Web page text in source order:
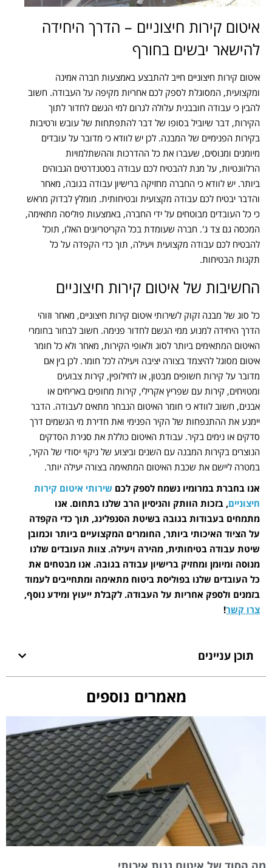
איטום קירות חיצוניים – הדרך היחידה
להישאר יבשים בחורף
איטום קירות חיצוניים חייב להתבצע באמצעות חברה אמינה
ומקצועית, המסוגלת לספק לכם אחריות מקיפה על העבודה. חשוב
להבין כי עבודה חובבנית עלולה לגרום למי הגשם לחדור לתוך
הקירות, דבר שיוביל בסופו של דבר להתפתחות של עובש ורטיבות
בקירות הפנימיים של המבנה. לכן יש לוודא כי מדובר על עובדים
מיומנים ומנוסים, שעברו את כל ההדרכות וההשתלמויות
הרלוונטיות, על מנת להבטיח לכם עבודה בסטנדרטים הגבוהים
ביותר. יש לוודא כי החברה מחזיקה ברישיון עבודה בגובה, מאחר
והדבר יבטיח לכם עבודה מקצועית ובטיחותית. מומלץ לבדוק מראש
כי כל העובדים מבוטחים על ידי החברה, באמצעות פוליסה מתאימה,
המכסה גם צד ג'. חברה שעומדת בכל הקריטריונים האלו, תוכל
להבטיח לכם עבודה מקצועית ויעילה, תוך כדי הקפדה על כל
תקנות הבטיחות.
החשיבות של איטום קירות חיצוניים
כל סוג של מבנה זקוק לשירותי איטום קירות חיצוניים, מאחר וזוהי
הדרך היחידה למנוע ממי הגשם לחדור פנימה. חשוב לבחור בחומרי
האיטום המתאימים ביותר לסוג ולאופי הקירות, מאחר ולא כל חומר
איטום מסוגל להיצמד בצורה יציבה ויעילה לכל חומר. לכן בין אם
מדובר על קירות חשופים מבטון, או לחילופין, קירות צבועים
ומטויחים, קירות עם שפריץ אקרילי, קירות מחופים באריחים או
אבנים, חשוב לוודא כי חומר האיטום הנבחר מתאים לעבודה. הדבר
יימנע את ההתנפחות של הקיר הפנימי ואת חדירת מי הגשמים דרך
סדקים או נימים בקיר. עבודת האיטום כוללת את סגירת הסדקים
הנוצרים בקירות המבנה עם השנים וביצוע של ניקוי יסודי של הקיר,
במטרה ליישם את שכבת האיטום המתאימה בצורה יעילה יותר.
אנו בחברת במרומיו נשמח לספק לכם שירותי איטום קירות
חיצוניים, בזכות הוותק והניסיון הרב שלנו בתחום. אנו
מתמחים בעבודות בגובה בשיטת הסנפלינג, תוך כדי הקפדה
על הציוד האיכותי ביותר, החומרים המקצועיים ביותר וכמובן
שיטת עבודה בטיחותית, מהירה ויעילה. צוות העובדים שלנו
מנוסה ומיומן ומחזיק ברישיון עבודה בגובה. אנו מבטחים את
כל העובדים שלנו בפוליסת ביטוח מתאימה ומתחייבים לעמוד
בזמנים ולספק אחריות על העבודה. לקבלת ייעוץ ומידע נוסף,
צרו קשר!
תוכן עניינים
מאמרים נוספים